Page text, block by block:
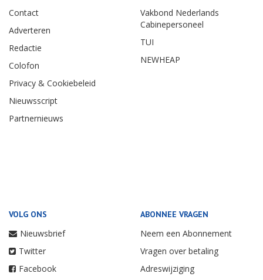
Contact
Adverteren
Redactie
Colofon
Privacy & Cookiebeleid
Nieuwsscript
Partnernieuws
Vakbond Nederlands
Cabinepersoneel
TUI
NEWHEAP
VOLG ONS
Nieuwsbrief
Twitter
Facebook
ABONNEE VRAGEN
Neem een Abonnement
Vragen over betaling
Adreswijziging